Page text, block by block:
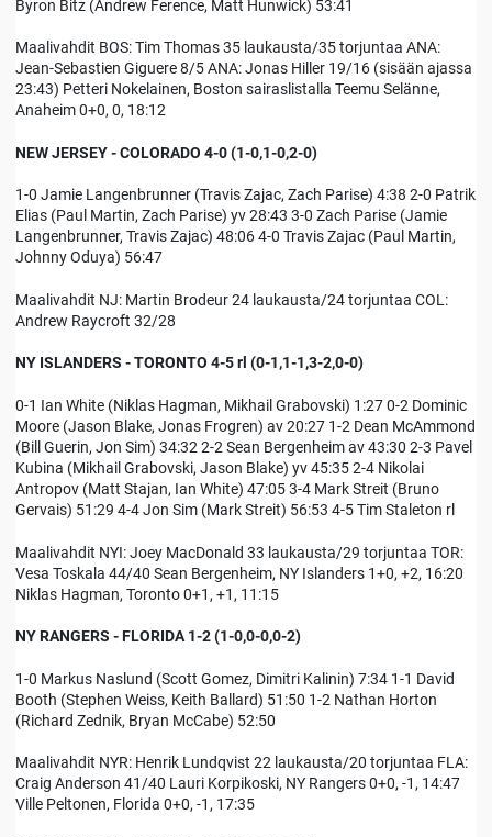
Byron Bitz (Andrew Ference, Matt Hunwick) 53:41
Maalivahdit BOS: Tim Thomas 35 laukausta/35 torjuntaa ANA:
Jean-Sebastien Giguere 8/5 ANA: Jonas Hiller 19/16 (sisään ajassa
23:43) Petteri Nokelainen, Boston sairaslistalla Teemu Selänne,
Anaheim 0+0, 0, 18:12
NEW JERSEY - COLORADO 4-0 (1-0,1-0,2-0)
1-0 Jamie Langenbrunner (Travis Zajac, Zach Parise) 4:38 2-0 Patrik
Elias (Paul Martin, Zach Parise) yv 28:43 3-0 Zach Parise (Jamie
Langenbrunner, Travis Zajac) 48:06 4-0 Travis Zajac (Paul Martin,
Johnny Oduya) 56:47
Maalivahdit NJ: Martin Brodeur 24 laukausta/24 torjuntaa COL:
Andrew Raycroft 32/28
NY ISLANDERS - TORONTO 4-5 rl (0-1,1-1,3-2,0-0)
0-1 Ian White (Niklas Hagman, Mikhail Grabovski) 1:27 0-2 Dominic
Moore (Jason Blake, Jonas Frogren) av 20:27 1-2 Dean McAmmond
(Bill Guerin, Jon Sim) 34:32 2-2 Sean Bergenheim av 43:30 2-3 Pavel
Kubina (Mikhail Grabovski, Jason Blake) yv 45:35 2-4 Nikolai
Antropov (Matt Stajan, Ian White) 47:05 3-4 Mark Streit (Bruno
Gervais) 51:29 4-4 Jon Sim (Mark Streit) 56:53 4-5 Tim Staleton rl
Maalivahdit NYI: Joey MacDonald 33 laukausta/29 torjuntaa TOR:
Vesa Toskala 44/40 Sean Bergenheim, NY Islanders 1+0, +2, 16:20
Niklas Hagman, Toronto 0+1, +1, 11:15
NY RANGERS - FLORIDA 1-2 (1-0,0-0,0-2)
1-0 Markus Naslund (Scott Gomez, Dimitri Kalinin) 7:34 1-1 David
Booth (Stephen Weiss, Keith Ballard) 51:50 1-2 Nathan Horton
(Richard Zednik, Bryan McCabe) 52:50
Maalivahdit NYR: Henrik Lundqvist 22 laukausta/20 torjuntaa FLA:
Craig Anderson 41/40 Lauri Korpikoski, NY Rangers 0+0, -1, 14:47
Ville Peltonen, Florida 0+0, -1, 17:35